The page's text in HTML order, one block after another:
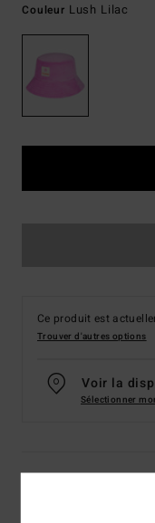
Couleur Lush Lilac
Ce produit est
Trouver d'autres options
Voir la
Sélectionner